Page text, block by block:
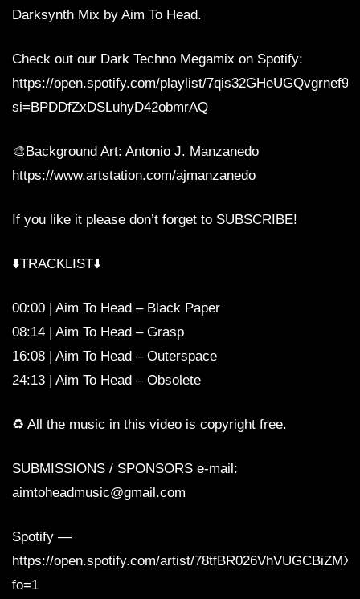
Darksynth Mix by Aim To Head.
Check out our Dark Techno Megamix on Spotify:
https://open.spotify.com/playlist/
si=BPDDfZxDSLuhyD42obmrAQ
🎨Background Art: Antonio J. Manzanedo
https://www.artstation.com/ajmanzanedo
If you like it please don’t forget to SUBSCRIBE!
⬇️TRACKLIST⬇️
00:00 | Aim To Head – Black Paper
08:14 | Aim To Head – Grasp
16:08 | Aim To Head – Outerspace
24:13 | Aim To Head – Obsolete
♻️ All the music in this video is copyright free.
SUBMISSIONS / SPONSORS e-mail:
aimtoheadmusic@gmail.com
Spotify —
https://open.spotify.com/artist/
fo=1